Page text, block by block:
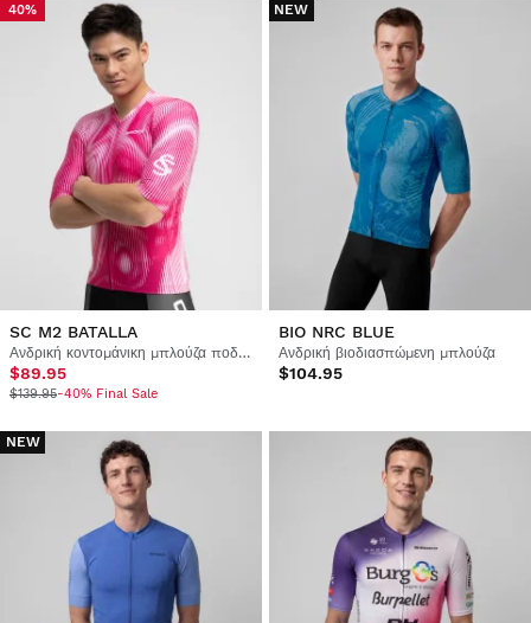
40%
SC M2 BATALLA
Ανδρική κοντομάνικη μπλούζα ποδηλασίας Real Sporting de Gijón x Siroko
$89.95
$139.95-40% Final Sale
NEW
BIO NRC BLUE
Ανδρική βιοδιασπώμενη μπλούζα
$104.95
NEW